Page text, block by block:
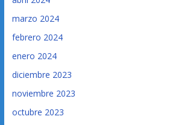
marzo 2024
febrero 2024
enero 2024
diciembre 2023
noviembre 2023
octubre 2023